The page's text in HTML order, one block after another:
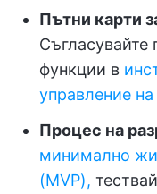
Пътни карти
функции в
управление
Процес на
минимално
(MVP),